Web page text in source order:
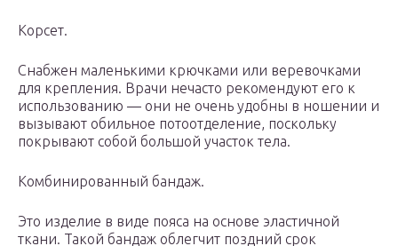
Корсет.
Снабжен маленькими крючками или веревочками
для крепления. Врачи нечасто рекомендуют его к
использованию — они не очень удобны в ношении и
вызывают обильное потоотделение, поскольку
покрывают собой большой участок тела.
Комбинированный бандаж.
Это изделие в виде пояса на основе эластичной
ткани. Такой бандаж облегчит поздний срок